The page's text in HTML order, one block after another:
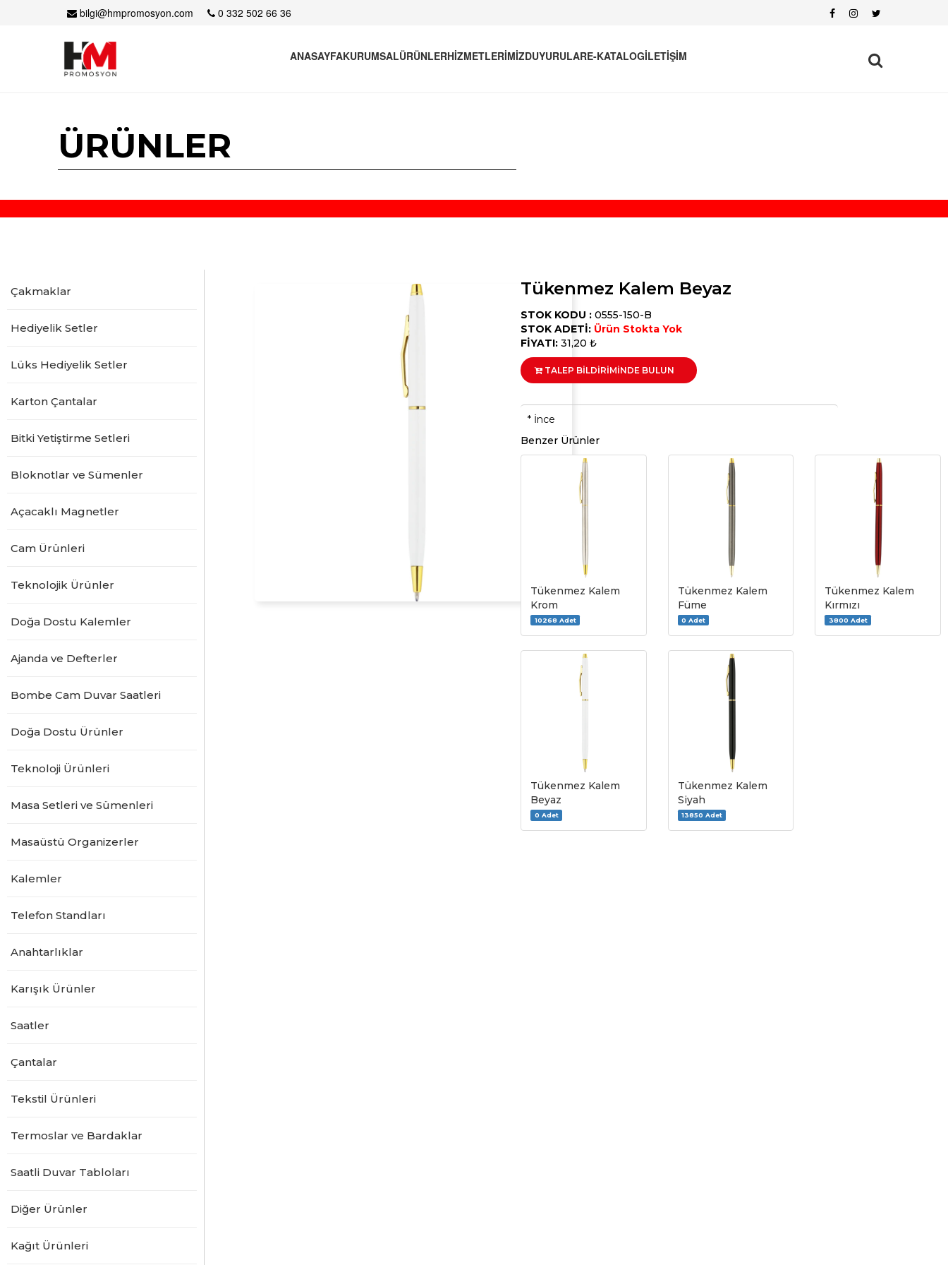
bilgi@hmpromosyon.com 0 332 502 66 36
ANASAYFAKURUMSALÜRÜNLERHİZMETLERİMİZDUYURULARE-KATALOGİLETİŞİM
ÜRÜNLER
Çakmaklar
Hediyelik Setler
Lüks Hediyelik Setler
Karton Çantalar
Bitki Yetiştirme Setleri
Bloknotlar ve Sümenler
Açacaklı Magnetler
Cam Ürünleri
Teknolojik Ürünler
Doğa Dostu Kalemler
Ajanda ve Defterler
Bombe Cam Duvar Saatleri
Doğa Dostu Ürünler
Teknoloji Ürünleri
Masa Setleri ve Sümenleri
Masaüstü Organizerler
Kalemler
Telefon Standları
Anahtarlıklar
Karışık Ürünler
Saatler
Çantalar
Tekstil Ürünleri
Termoslar ve Bardaklar
Saatli Duvar Tabloları
Diğer Ürünler
Kağıt Ürünleri
Tükenmez Kalem Beyaz
STOK KODU :0555-150-B
STOK ADETİ: Ürün Stokta Yok
FİYATI:31,20 ₺
TALEP BİLDİRİMİNDE BULUN
* İnce
Benzer Ürünler
Tükenmez Kalem
Krom
10268 Adet
Tükenmez Kalem
Füme
0 Adet
Tükenmez Kalem
Kırmızı
3800 Adet
Tükenmez Kalem
Beyaz
0 Adet
Tükenmez Kalem
Siyah
13850 Adet